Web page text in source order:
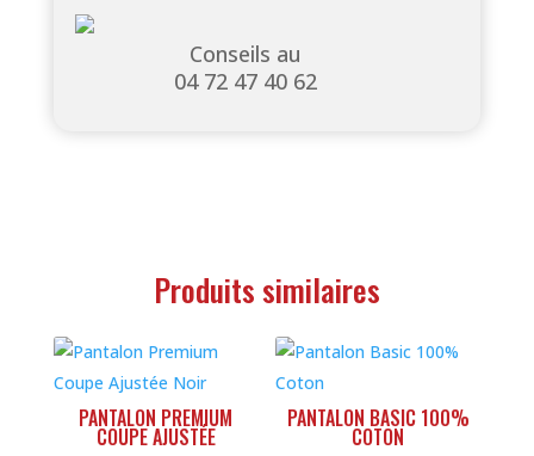
Conseils au
04 72 47 40 62
Produits similaires
PANTALON PREMIUM
COUPE AJUSTÉE
PANTALON BASIC 100%
COTON